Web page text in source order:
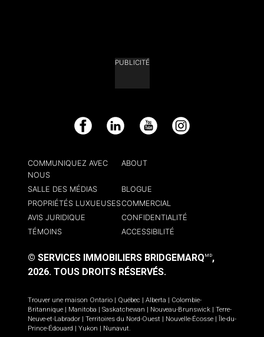
PUBLICITÉ
Facebook LinkedIn YouTube Instagram
COMMUNIQUEZ AVEC
NOUS
ABOUT
SALLE DES MÉDIAS
BLOGUE
PROPRIÉTÉS LUXUEUSESCOMMERCIAL
AVIS JURIDIQUE
CONFIDENTIALITÉ
TÉMOINS
ACCESSIBILITÉ
© SERVICES IMMOBILIERS BRIDGEMARQ MD,
2026. TOUS DROITS RÉSERVÉS.
Trouver une maison Ontario Québec Alberta
Colombie-
Britannique
Manitoba Saskatchewan Nouveau-Brunswick
Terre-
Neuve-et-Labrador
Territoires du Nord-Ouest Nouvelle-Écosse
Île-du-
Prince-Édouard
Yukon Nunavut.